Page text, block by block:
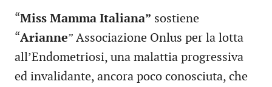
“Miss Mamma Italiana” sostiene
“Arianne” Associazione Onlus per la lotta
all’Endometriosi, una malattia progressiva
ed invalidante, ancora poco conosciuta, che